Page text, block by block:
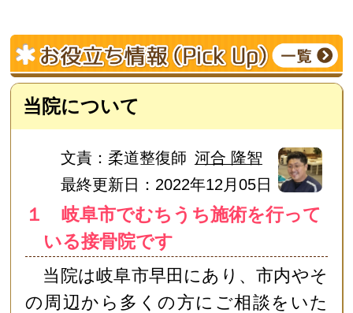
当院について
文責：柔道整復師 河合 隆智
最終更新日：2022年12月05日
１ 岐阜市でむちうち施術を行って
いる接骨院です
当院は岐阜市早田にあり、市内やそ
の周辺から多くの方にご相談をいた